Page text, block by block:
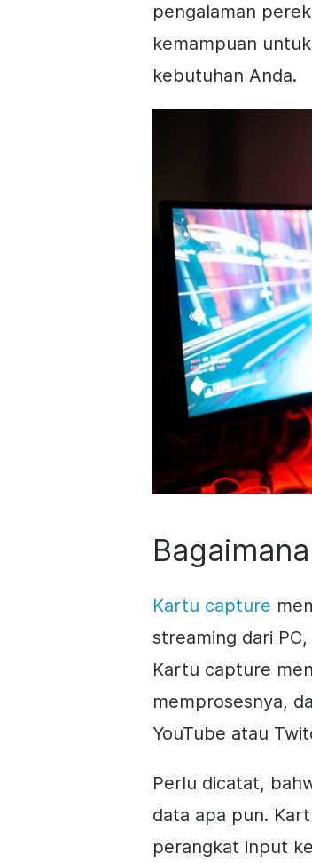
pengalaman
kemampuan
kebutuhan Anda.
Kartu capture
streaming dari
Kartu capture
memprosesnya,
YouTube atau
Perlu dicatat,
data apa pun.
perangkat input